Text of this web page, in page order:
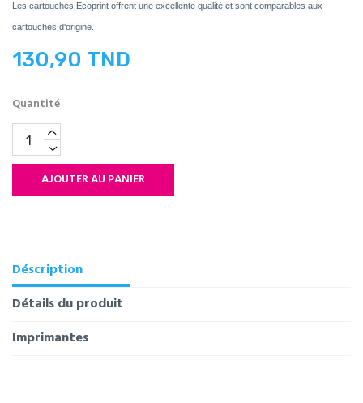
Les cartouches Ecoprint offrent une excellente qualité et sont comparables aux
cartouches d'origine.
130,90 TND
Quantité
AJOUTER AU PANIER
Déscription
Détails du produit
Imprimantes